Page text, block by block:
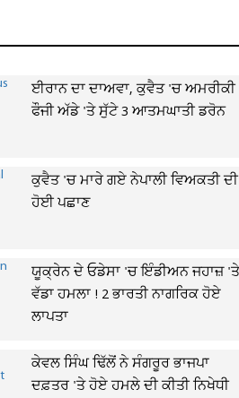
ਈਰਾਨ ਦਾ ਦਾਅਵਾ, ਕੁਵੈਤ 'ਚ ਅਮਰੀਕੀ
ਫੌਜੀ ਅੱਡੇ 'ਤੇ ਸੁੱਟੇ 3 ਆਤਮਘਾਤੀ ਡਰੋਨ
ਕੁਵੈਤ 'ਚ ਮਾਰੇ ਗਏ ਨੇਪਾਲੀ ਵਿਅਕਤੀ ਦੀ
ਹੋਈ ਪਛਾਣ
ਯੂਕ੍ਰੇਨ ਦੇ ਓਡੇਸਾ 'ਚ ਇੰਡੀਅਨ ਜਹਾਜ਼ 'ਤੇ
ਵੱਡਾ ਹਮਲਾ ! 2 ਭਾਰਤੀ ਨਾਗਰਿਕ ਹੋਏ
ਲਾਪਤਾ
ਕੇਵਲ ਸਿੰਘ ਢਿੱਲੋਂ ਨੇ ਸੰਗਰੂਰ ਭਾਜਪਾ
ਦਫ਼ਤਰ 'ਤੇ ਹੋਏ ਹਮਲੇ ਦੀ ਕੀਤੀ ਨਿਖੇਧੀ